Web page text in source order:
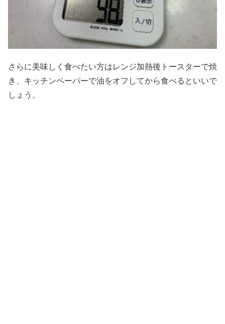
さらに美味しく食べたい方はレンジ加熱後トースターで焼
き、キッチンペーパーで油をオフしてから食べるといいで
しょう。